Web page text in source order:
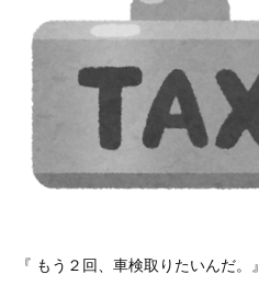
『 もう２回、車検取りたいんだ。』